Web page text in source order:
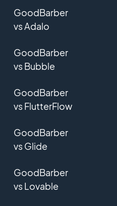
GoodBarber
vs Adalo
GoodBarber
vs Bubble
GoodBarber
vs FlutterFlow
GoodBarber
vs Glide
GoodBarber
vs Lovable